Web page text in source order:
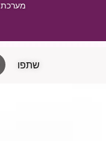
מערכת Gplus
שתפו